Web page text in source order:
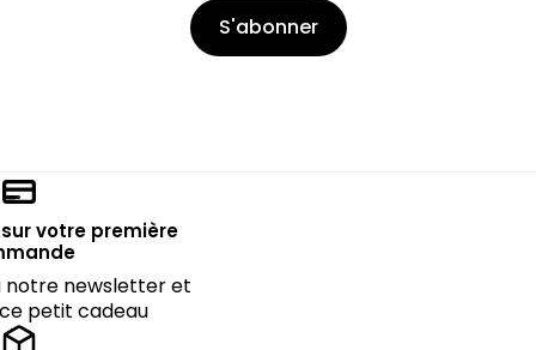
S'abonner
votre première
notre newsletter et
petit cadeau